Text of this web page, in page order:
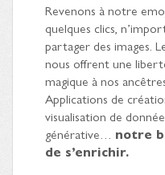
Revenons à notre
quelques clics,
partager des images.
nous offrent une
magique à nos
Applications de
visualisation de
générative… notre
de s’enrichir.